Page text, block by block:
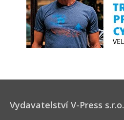
Vydavatelství V-Press s.r.o.